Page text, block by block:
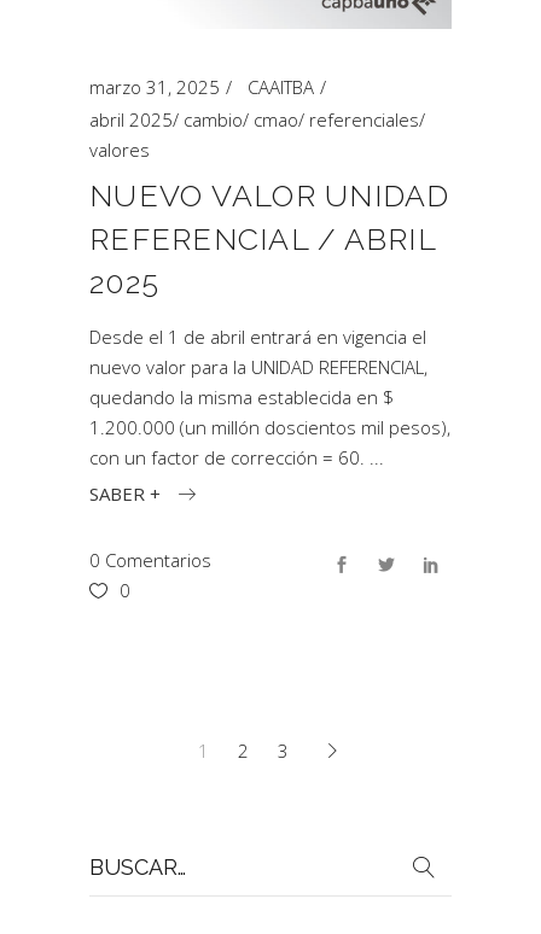
marzo 31, 2025
CAAITBA
abril 2025/ cambio/ cmao/ referenciales/
valores
NUEVO VALOR UNIDAD
REFERENCIAL / ABRIL
2025
Desde el 1 de abril entrará en vigencia el
nuevo valor para la UNIDAD REFERENCIAL,
quedando la misma establecida en $
1.200.000 (un millón doscientos mil pesos),
con un factor de corrección = 60.
SABER +
0 Comentarios
0
1 2 3
por: